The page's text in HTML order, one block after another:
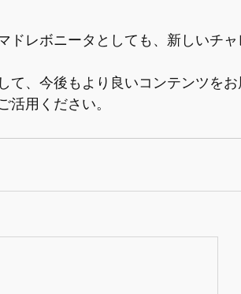
ドレボニータとしても、新しいチャ
て、今後もより良いコンテンツを
活用ください。